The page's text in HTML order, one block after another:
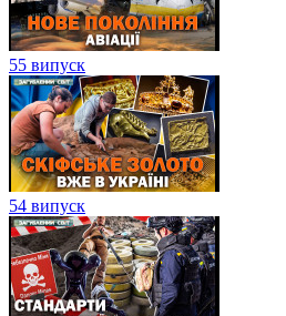
55 випуск
54 випуск